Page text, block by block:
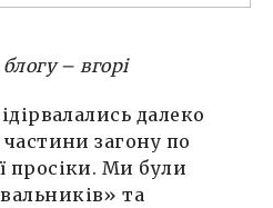
– вгорі
далеко
загону по
просіки. Ми були
та